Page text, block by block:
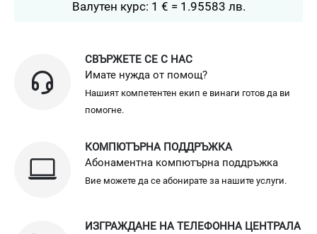
Валутен курс: 1 € = 1.95583 лв.
СВЪРЖЕТЕ СЕ С НАС
Имате нужда от помощ?
Нашият компетентен екип е винаги готов да ви
помогне.
КОМПЮТЪРНА ПОДДРЪЖКА
Абонаментна компютърна поддръжка
Вие можете да се абонирате за нашите услуги.
ИЗГРАЖДАНЕ НА ТЕЛЕФОННА ЦЕНТРАЛА